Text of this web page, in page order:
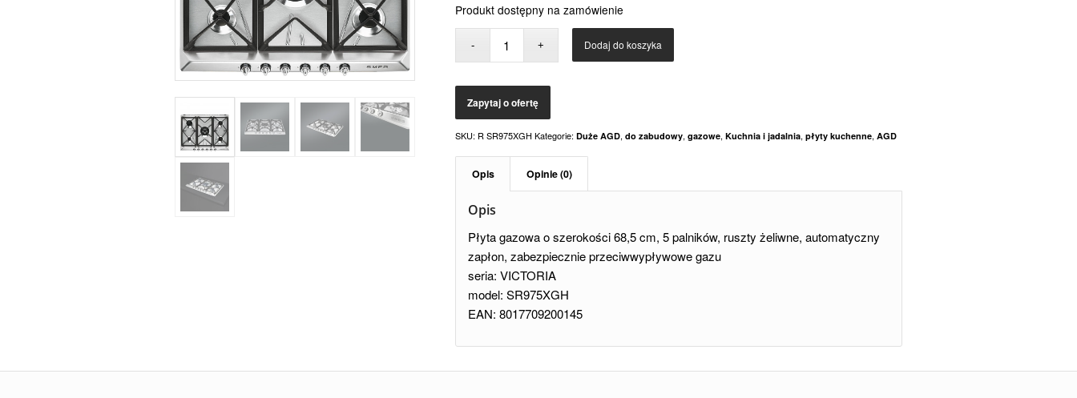
Produkt dostępny na zamówienie
Dodaj do koszyka
SKU: R SR975XGH Kategorie: Duże AGD, do zabudowy, gazowe, Kuchnia i jadalnia, płyty kuchenne, AGD
Opis Opinie (0)
Opis
Płyta gazowa o szerokości 68,5 cm, 5 palników, ruszty żeliwne, automatyczny
zapłon, zabezpiecznie przeciwwypływowe gazu
seria: VICTORIA
model: SR975XGH
EAN: 8017709200145